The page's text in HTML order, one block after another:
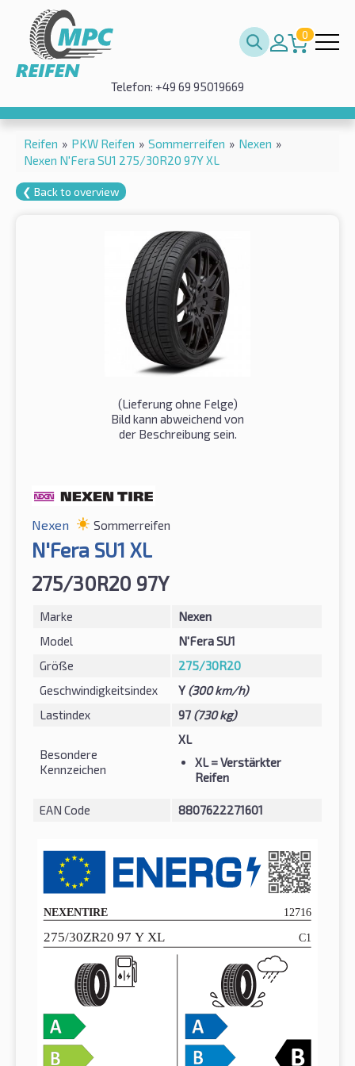
0
Telefon: +49 69 95019669
Reifen » PKW Reifen » Sommerreifen » Nexen »
Nexen N'Fera SU1 275/30R20 97Y XL
❮ Back to overview
(Lieferung ohne Felge)
Bild kann abweichend von
der Beschreibung sein.
Nexen Sommerreifen
N'Fera SU1 XL
275/30R20 97Y
Marke
Nexen
Model
N'Fera SU1
Größe
275/30R20
Geschwindigkeitsindex
Y (300 km/h)
Lastindex
97 (730 kg)
Besondere
Kennzeichen
XL
XL= Verstärkter
Reifen
EAN Code 8807622271601